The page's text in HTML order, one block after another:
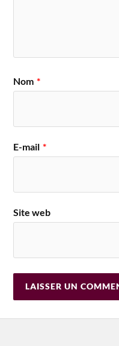
Nom *
E-mail *
Site web